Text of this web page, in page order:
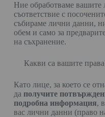
Ние обработваме вашите
съответствие с
събираме лични данни,
обем и само за
на съхранение.
Какви са вашите
Като лице, за което се
да получите
подробна информация,
вас лични данни (право